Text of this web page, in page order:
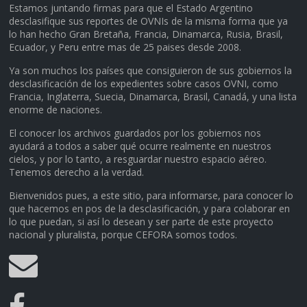
Estamos juntando firmas para que el Estado Argentino
desclasifique sus reportes de OVNIs de la misma forma que ya
lo han hecho Gran Bretaña, Francia, Dinamarca, Rusia, Brasil,
Ecuador, y Peru entre mas de 25 paises desde 2008.
Ya son muchos los países que consiguieron de sus gobiernos la
desclasificación de los expedientes sobre casos OVNI, como
Francia, Inglaterra, Suecia, Dinamarca, Brasil, Canadá, y una lista
enorme de naciones.
El conocer los archivos guardados por los gobiernos nos
ayudará a todos a saber qué ocurre realmente en nuestros
cielos, y por lo tanto, a resguardar nuestro espacio aéreo.
Tenemos derecho a la verdad.
Bienvenidos pues, a este sitio, para informarse, para conocer lo
que hacemos en pos de la desclasificación, y para colaborar en
lo que puedan, si así lo desean y ser parte de este proyecto
nacional y pluralista, porque CEFORA somos todos.